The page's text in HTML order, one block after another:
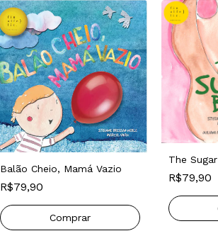
Balão Cheio, Mamá Vazio
R$79,90
The
R$79,90